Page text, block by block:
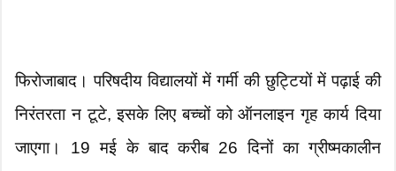
फिरोजाबाद। परिषदीय विद्यालयों में गर्मी की छुट्टियों में पढ़ाई की
निरंतरता न टूटे, इसके लिए बच्चों को ऑनलाइन गृह कार्य दिया
जाएगा। 19 मई के बाद करीब 26 दिनों का ग्रीष्मकालीन